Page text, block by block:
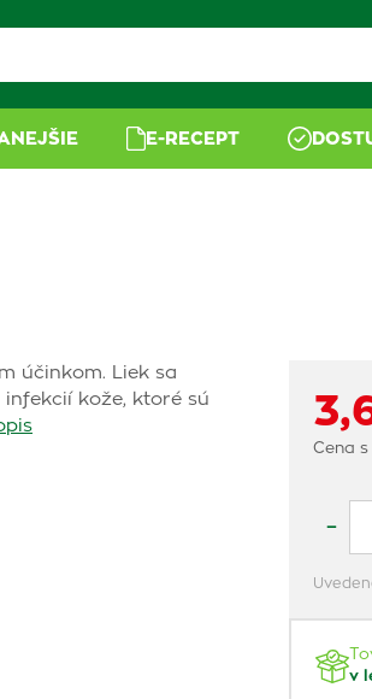
E-RECEPT
účinkom. Liek sa
kože, ktoré sú
Cena s
–
v